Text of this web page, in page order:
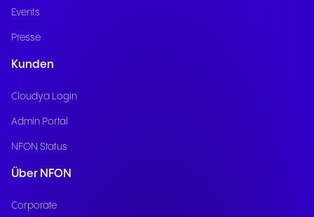
Events
Presse
Kunden
Cloudya Login
Admin Portal
NFON Status
Über NFON
Corporate